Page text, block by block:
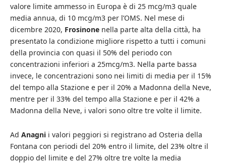
valore limite ammesso in Europa è di 25 mcg/m3 quale
media annua, di 10 mcg/m3 per l’OMS. Nel mese di
dicembre 2020, Frosinone nella parte alta della città, ha
presentato la condizione migliore rispetto a tutti i comuni
della provincia con quasi il 50% del periodo con
concentrazioni inferiori a 25mcg/m3. Nella parte bassa
invece, le concentrazioni sono nei limiti di media per il 15%
del tempo alla Stazione e per il 20% a Madonna della Neve,
mentre per il 33% del tempo alla Stazione e per il 42% a
Madonna della Neve, i valori sono oltre tre volte il limite.
Ad Anagni i valori peggiori si registrano ad Osteria della
Fontana con periodi del 20% entro il limite, del 23% oltre il
doppio del limite e del 27% oltre tre volte la media